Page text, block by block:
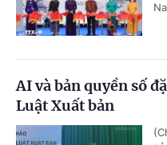
AI và bản quyền số
Luật Xuất bản